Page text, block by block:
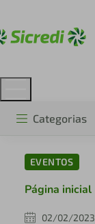
Categorias
EVENTOS
Página inicial
02/02/2023